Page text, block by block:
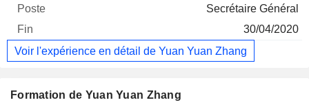
Secrétaire Général
30/04/2020
Voir l'expérience en détail de Yuan Yuan Zhang
Formation de Yuan Yuan Zhang